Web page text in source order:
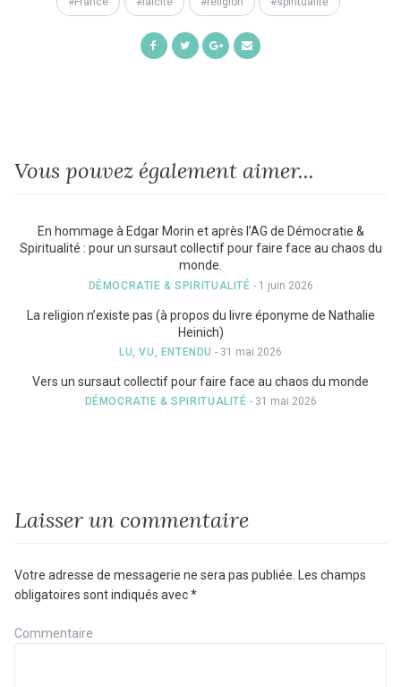
ShareShareShare
Vous pouvez également aimer...
En hommage à Edgar Morin et après l’AG de Démocratie &
Spiritualité : pour un sursaut collectif pour faire face au chaos du
monde.
DÉMOCRATIE & SPIRITUALITÉ - 1 juin 2026
La religion n’existe pas (à propos du livre éponyme de Nathalie
Heinich)
LU, VU, ENTENDU - 31 mai 2026
Vers un sursaut collectif pour faire face au chaos du monde
DÉMOCRATIE & SPIRITUALITÉ - 31 mai 2026
Laisser un commentaire
Votre adresse de messagerie ne sera pas publiée.
Les champs
obligatoires sont indiqués avec*
Commentaire